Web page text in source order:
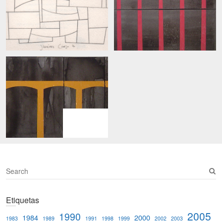
S
e
rEtiquetas
1983 1984 1989 1990 1991 1998 1999 2000 2002 2003 2005